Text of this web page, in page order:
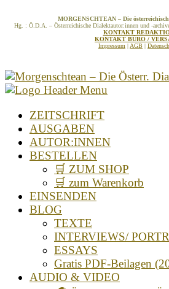
MORGENSCHTEAN – Die
Hg. : Ö.D.A. – Österreichische Dialektautor:innen und -
KONTAKT
KONTAKT BÜRO /
Impressum |AGB |
ZEITSCHRIFT
AUSGABEN
AUTOR:INNEN
BESTELLEN
🛒 ZUM SHOP
🛒 zum Warenkorb
EINSENDEN
BLOG
TEXTE
INTERVIEWS/
ESSAYS
Gratis PDF-Beilagen
AUDIO & VIDEO